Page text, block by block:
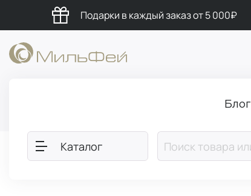
Подарки в каждый заказ от 5 000₽
Блог
Каталог